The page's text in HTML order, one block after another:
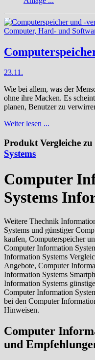
Computer, Hard- und
23.11.
Wie bei allem, was der
ohne ihre Macken. Es
planen, Benutzer zu
Weiter lesen ...
Produkt Vergleiche zu
Systems
Computer
Systems
Weitere Thechnik
Systems und günstiger
kaufen, Computerspeicher
Computer Information
Information Systems
Angebote, Computer
Information Systems
Information Systems
Computer Information
bei den Computer
Hinweisen.
Computer
und